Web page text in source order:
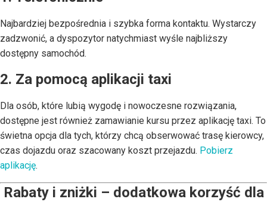
Najbardziej bezpośrednia i szybka forma kontaktu. Wystarczy
zadzwonić, a dyspozytor natychmiast wyśle najbliższy
dostępny samochód.
2. Za pomocą aplikacji taxi
Dla osób, które lubią wygodę i nowoczesne rozwiązania,
dostępne jest również zamawianie kursu przez aplikację taxi. To
świetna opcja dla tych, którzy chcą obserwować trasę kierowcy,
czas dojazdu oraz szacowany koszt przejazdu. Pobierz
aplikację.
Rabaty i zniżki – dodatkowa korzyść dla